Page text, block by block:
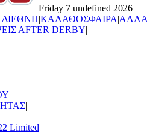
Friday 7 undefined 2026
|ΔΙΕΘΝΗ|ΚΑΛΑΘΟΣΦΑΙΡΑ|ΑΛΛΑ
|AFTER DERBY|
|
|
Limited